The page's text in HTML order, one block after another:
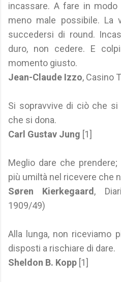
incassare. A fare in
meno male possibile.
succedersi di round.
duro, non cedere. E
momento giusto.
Jean-Claude Izzo, Casino
Si sopravvive di ciò che
che si dona.
Carl Gustav Jung [1]
Meglio dare che
più umiltà nel ricevere che
Søren Kierkegaard ,
1909/49)
Alla lunga, non riceviamo
disposti a rischiare di dare.
Sheldon B. Kopp [1]